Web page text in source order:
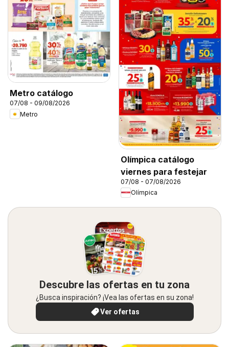
Metro catálogo
07/08 - 09/08/2026
Metro
Olímpica catálogo
viernes para festejar
07/08 - 07/08/2026
Olímpica
Descubre las ofertas en tu zona
¿Busca inspiración? ¡Vea las ofertas en su zona!
Ver ofertas